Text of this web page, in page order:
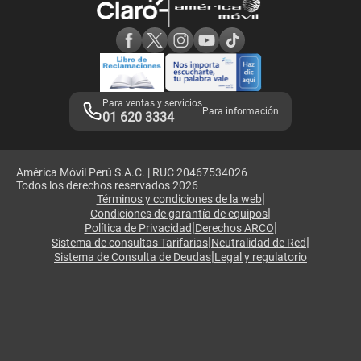
Adquirientes iPhone 6, 6S y SE
Mensaje de Seguridad
Términos y Condiciones de Tienda Claro
Libro de Reclamaciones
Legales de marketplace
Para ventas y servicios
01 620 3334 Para información
América Móvil Perú S.A.C. | RUC 20467534026
Todos los derechos reservados 2026
Términos y condiciones de la web|
Condiciones de garantía de equipos|
Política de Privacidad|Derechos ARCO|
Sistema de consultas Tarifarias|Neutralidad de Red|
Sistema de Consulta de Deudas|Legal y regulatorio